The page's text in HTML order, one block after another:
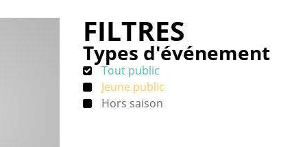
FILTRES
Types d'événement
Tout public
Jeune public
Hors saison